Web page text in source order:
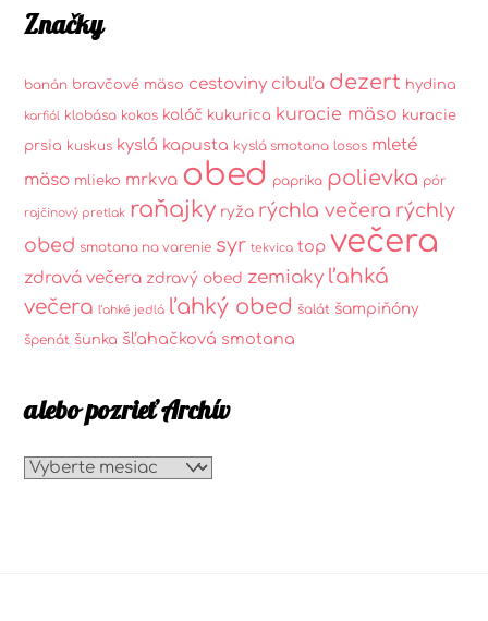
Značky
banán bravčové mäso cestoviny cibuľa dezert hydina
karfiól klobása kokos koláč kukurica kuracie mäso kuracie
prsia kuskus kyslá kapusta kyslá smotana losos mleté
mäso mlieko mrkva obed paprika polievka pór
rajčinový pretlak raňajky ryža rýchla večera rýchly
obed smotana na varenie syr tekvica top večera
zdravá večera zdravý obed zemiaky ľahká
večera
ľahké jedlá ľahký obed šalát šampiňóny
špenát šunka šľahačková smotana
alebo pozrieť Archív
alebo